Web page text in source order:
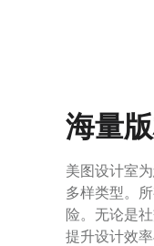
海量
美图设计室
多样类型。
险。无论是
提升设计效